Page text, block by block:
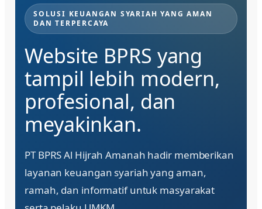
SOLUSI KEUANGAN SYARIAH YANG AMAN
DAN TERPERCAYA
Website BPRS yang
tampil lebih modern,
profesional, dan
meyakinkan.
PT BPRS Al Hijrah Amanah hadir memberikan
layanan keuangan syariah yang aman,
ramah, dan informatif untuk masyarakat